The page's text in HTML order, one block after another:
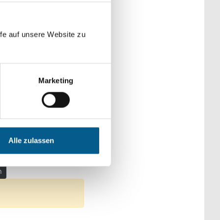
auf unsere Website zu
Marketing
Alle zulassen
Kategorien
Wohltätige Zwecke
Denkmalschutz